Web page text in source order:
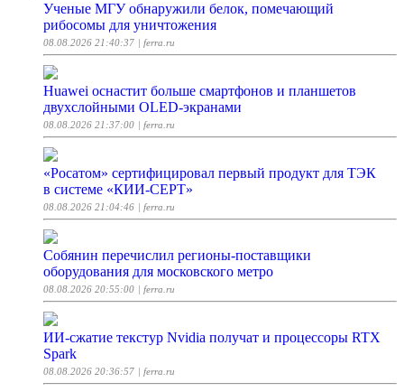
Ученые МГУ обнаружили белок, помечающий
рибосомы для уничтожения
08.08.2026 21:40:37 | ferra.ru
Huawei оснастит больше смартфонов и планшетов
двухслойными OLED-экранами
08.08.2026 21:37:00 | ferra.ru
«Росатом» сертифицировал первый продукт для ТЭК
в системе «КИИ-СЕРТ»
08.08.2026 21:04:46 | ferra.ru
Собянин перечислил регионы-поставщики
оборудования для московского метро
08.08.2026 20:55:00 | ferra.ru
ИИ-сжатие текстур Nvidia получат и процессоры RTX
Spark
08.08.2026 20:36:57 | ferra.ru